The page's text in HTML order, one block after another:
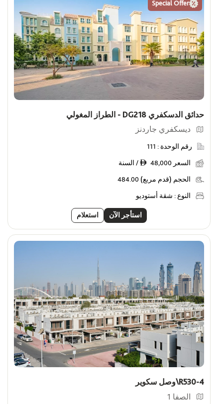
Special Offer
حدائق الدسكفري DG218 - الطراز المغولي
ديسكفري جاردنز
رقم الوحدة : 111
السعر ê 48,000 / السنة
الحجم (قدم مربع) 484.00
النوع : شقة أستوديو
استأجر الآن استعلام
R530-4\وصل سكوير
الصفا 1